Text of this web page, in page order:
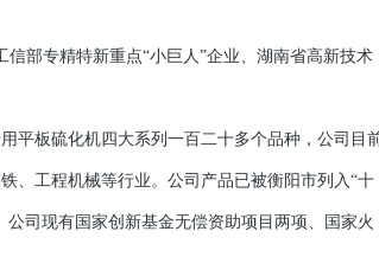
部专精特新重点“小巨人”企业、湖南省高新技术
板硫化机四大系列一百二十多个品种，公司目
、工程机械等行业。公司产品已被衡阳市列入“十
司现有国家创新基金无偿资助项目两项、国家火